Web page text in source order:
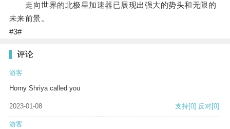
走向世界的北极星加速器已展现出强大的势头和无限的
未来前景。
#3#
评论
游客
Horny Shriya called you
2023-01-08 支持[0] 反对[0]
游客